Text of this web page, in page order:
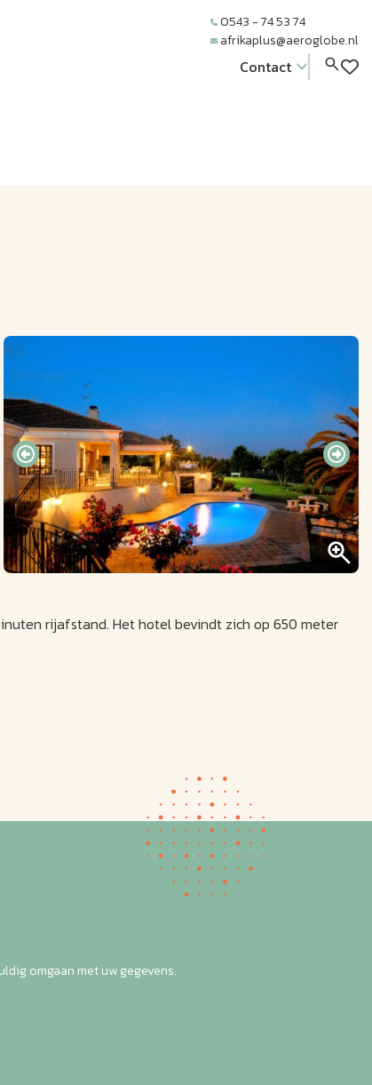
0543 - 74 53 74
afrikaplus@aeroglobe.nl
Contact
rijafstand. Het hotel bevindt zich op 650 meter
omgaan met uw gegevens.